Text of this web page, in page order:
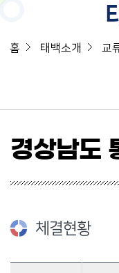
홈 태백소개 교
경상남도
체결현황